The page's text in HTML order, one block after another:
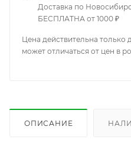
Доставка по
БЕСПЛАТНА от 1000 ₽
Цена действительна только
может отличаться от цен в
ОПИСАНИЕ